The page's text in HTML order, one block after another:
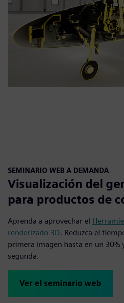
SEMINARIO WEB A DEMANDA
Visualización del
para productos de
Aprenda a aprovechar el
renderizado 3D. Reduzca el
primera imagen hasta en un 30%
segunda.
Ver el seminario web